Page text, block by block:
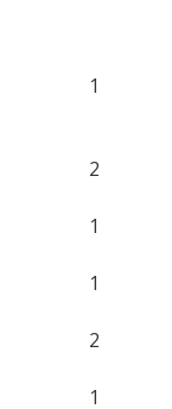
1
2
1
1
2
1